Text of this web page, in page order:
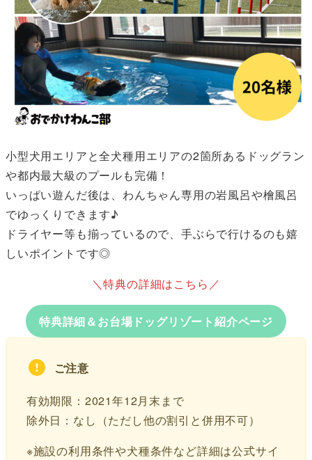
小型犬用エリアと全犬種用エリアの2箇所あるドッグラン
や都内最大級のプールも完備！
いっぱい遊んだ後は、わんちゃん専用の岩風呂や檜風呂
でゆっくりできます♪
ドライヤー等も揃っているので、手ぶらで行けるのも嬉
しいポイントです◎
＼特典の詳細はこちら／
特典詳細＆お台場ドッグリゾート紹介ページ
ご注意
有効期限：2021年12月末まで
除外日：なし（ただし他の割引と併用不可）
※施設の利用条件や犬種条件など詳細は公式サイ